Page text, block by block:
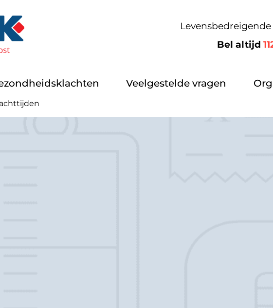
Bel altijd
Veelgestelde vragen